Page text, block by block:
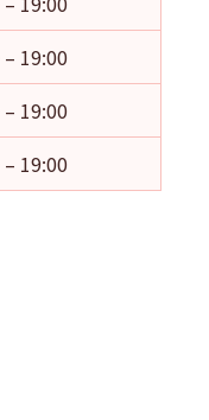
19:00
19:00
19:00